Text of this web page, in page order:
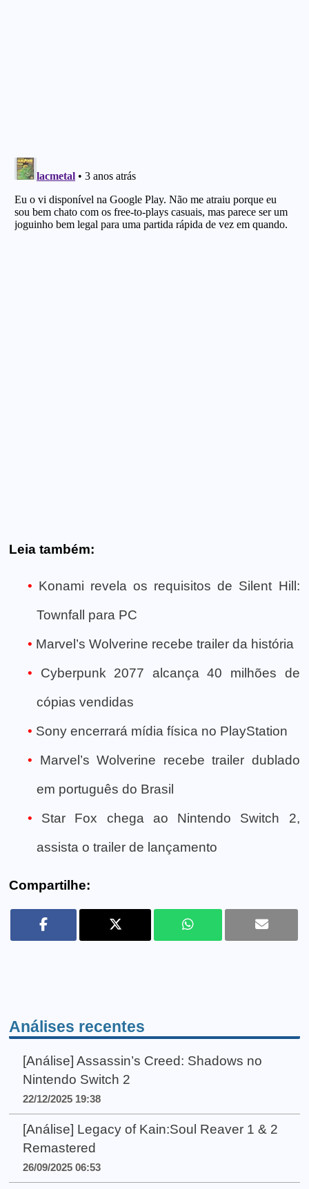
Leia também:
Konami revela os requisitos de Silent Hill:
Townfall para PC
Marvel’s Wolverine recebe trailer da história
Cyberpunk 2077 alcança 40 milhões de
cópias vendidas
Sony encerrará mídia física no PlayStation
Marvel’s Wolverine recebe trailer dublado
em português do Brasil
Star Fox chega ao Nintendo Switch 2,
assista o trailer de lançamento
Compartilhe:
Análises recentes
[Análise] Assassin’s Creed: Shadows no
Nintendo Switch 2
22/12/2025 19:38
[Análise] Legacy of Kain:Soul Reaver 1 & 2
Remastered
26/09/2025 06:53